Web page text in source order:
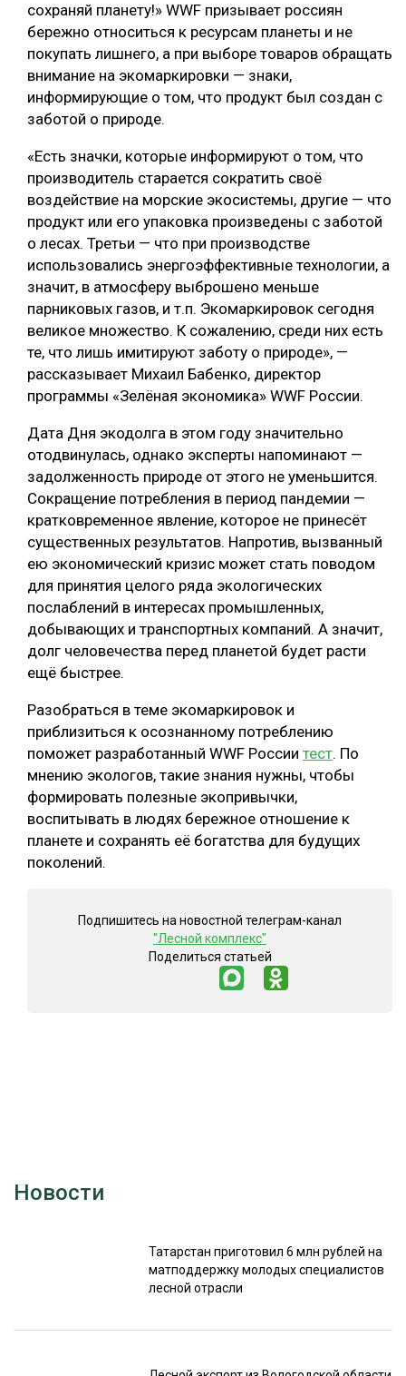
КОМПЛЕКСНАЯ ПЕРЕРАБОТКА
ЛЕСОПИЛЕНИЕ
ДЕРЕВЯННОЕ ДОМОСТРОЕНИЕ
БЕЗОПАСНОЕ ПРОИЗВОДСТВО
СОРТИРОВКА ДРЕВЕСИНЫ
СУШКА ДРЕВЕСИНЫ
МЕБЕЛЬНОЕ ПРОИЗВОДСТВО
сохраняй планету!» WWF призывает россиян
бережно относиться к ресурсам планеты и не
покупать лишнего, а при выборе товаров обращать
внимание на экомаркировки — знаки,
информирующие о том, что продукт был создан с
заботой о природе.
«Есть значки, которые информируют о том, что
производитель старается сократить своё
воздействие на морские экосистемы, другие — что
продукт или его упаковка произведены с заботой
о лесах. Третьи — что при производстве
использовались энергоэффективные технологии, а
значит, в атмосферу выброшено меньше
парниковых газов, и т.п. Экомаркировок сегодня
великое множество. К сожалению, среди них есть
те, что лишь имитируют заботу о природе», —
рассказывает Михаил Бабенко, директор
программы «Зелёная экономика» WWF России.
Дата Дня экодолга в этом году значительно
отодвинулась, однако эксперты напоминают —
задолженность природе от этого не уменьшится.
Сокращение потребления в период пандемии —
кратковременное явление, которое не принесёт
существенных результатов. Напротив, вызванный
ею экономический кризис может стать поводом
для принятия целого ряда экологических
послаблений в интересах промышленных,
добывающих и транспортных компаний. А значит,
долг человечества перед планетой будет расти
ещё быстрее.
Разобраться в теме экомаркировок и
приблизиться к осознанному потреблению
поможет разработанный WWF России тест. По
мнению экологов, такие знания нужны, чтобы
формировать полезные экопривычки,
воспитывать в людях бережное отношение к
планете и сохранять её богатства для будущих
поколений.
Подпишитесь на новостной телеграм-канал
"Лесной комплекс"
Поделиться статьей
Новости
Татарстан приготовил 6 млн рублей на
матподдержку молодых специалистов
лесной отрасли